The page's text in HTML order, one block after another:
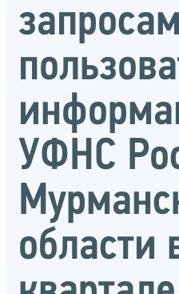
УФНС
области